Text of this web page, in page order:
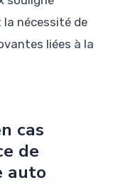
la nécessité de
liées à la
cas
de
auto